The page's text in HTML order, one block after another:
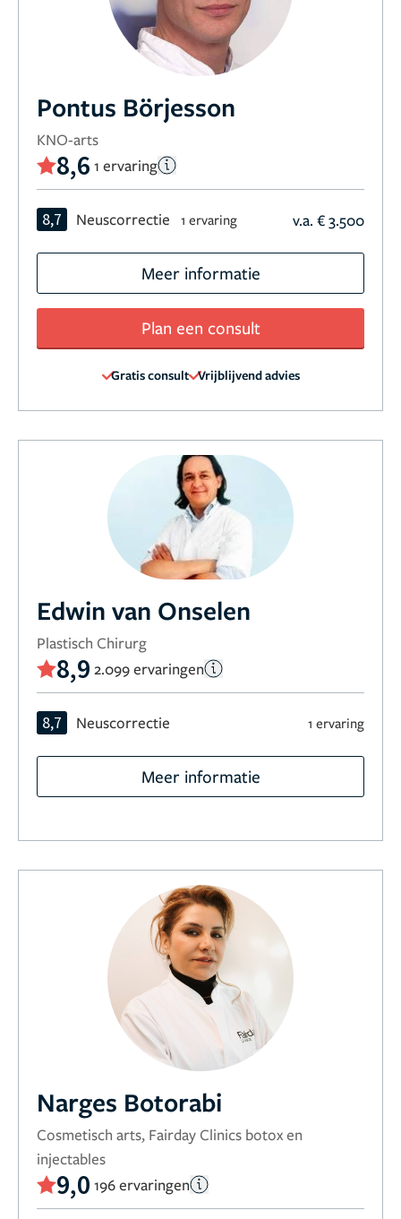
Pontus Börjesson
KNO-arts
8,6 1 ervaring
8,7 Neuscorrectie 1 ervaring v.a. € 3.500
Meer informatie
Plan een consult
Gratis consult Vrijblijvend advies
Edwin van Onselen
Plastisch Chirurg
8,9 2.099 ervaringen
8,7 Neuscorrectie 1 ervaring
Meer informatie
Narges Botorabi
Cosmetisch arts, Fairday Clinics botox en
injectables
9,0 196 ervaringen